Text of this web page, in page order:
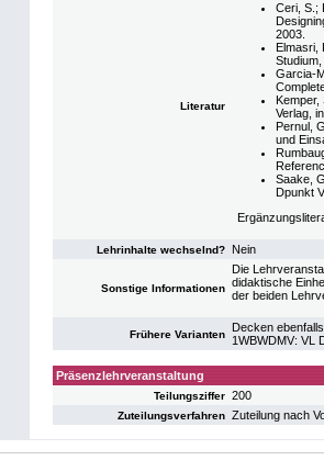
Literatur
Ceri, S.;
2003.
Elmasri,
Garcia-
Kemper,
Verlag,
Pernul,
und
Saake,
Dpunkt
Lehrinhalte wechselnd? Nein
Sonstige Informationen
Die
didaktische
der beiden
Frühere Varianten
Decken
1WBWDMV: VL
Präsenzlehrveranstaltung
Teilungsziffer 200
Zuteilungsverfahren Zuteilung nach